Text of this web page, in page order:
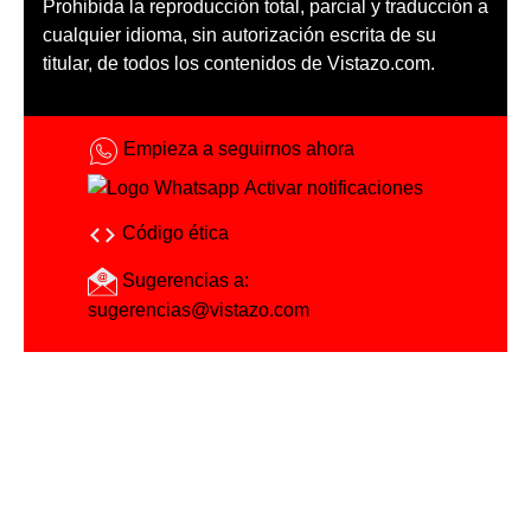
Prohibida la reproducción total, parcial y traducción a
cualquier idioma, sin autorización escrita de su
titular, de todos los contenidos de Vistazo.com.
Empieza a seguirnos ahora
Activar notificaciones
Código ética
Sugerencias a:
sugerencias@vistazo.com